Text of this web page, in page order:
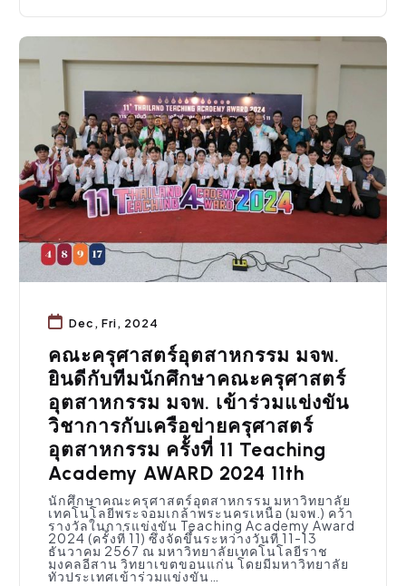
กิจกรรมคณะ
Dec, Fri, 2024
คณะครุศาสตร์อุตสาหกรรม มจพ.
ยินดีกับทีมนักศึกษาคณะครุศาสตร์
อุตสาหกรรม มจพ. เข้าร่วมแข่งขัน
วิชาการกับเครือข่ายครุศาสตร์
อุตสาหกรรม ครั้งที่ 11 Teaching
Academy AWARD 2024 11th
นักศึกษาคณะครุศาสตร์อุตสาหกรรม มหาวิทยาลัย
เทคโนโลยีพระจอมเกล้าพระนครเหนือ (มจพ.) คว้า
รางวัลในการแข่งขัน Teaching Academy Award
2024 (ครั้งที่ 11) ซึ่งจัดขึ้นระหว่างวันที่ 11-13
ธันวาคม 2567 ณ มหาวิทยาลัยเทคโนโลยีราช
มงคลอีสาน วิทยาเขตขอนแก่น โดยมีมหาวิทยาลัย
ทั่วประเทศเข้าร่วมแข่งขัน…